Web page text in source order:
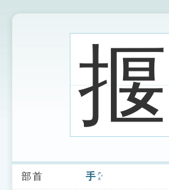
索引選單
揠
部首 手 ㄕㄡˇ